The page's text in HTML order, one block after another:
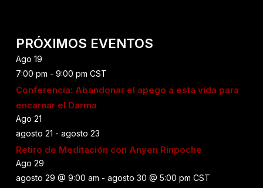
PRÓXIMOS EVENTOS
Ago 19
7:00 pm - 9:00 pm CST
Conferencia: Abandonar el apego a esta vida para
encarnar el Darma
Ago 21
agosto 21 - agosto 23
Retiro de Meditación con Anyen Rinpoche
Ago 29
agosto 29 @ 9:00 am - agosto 30 @ 5:00 pm CST